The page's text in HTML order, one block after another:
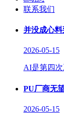
联系我们
并没成心
2026-05-15
AI是第四
PU厂商无
2026-05-15